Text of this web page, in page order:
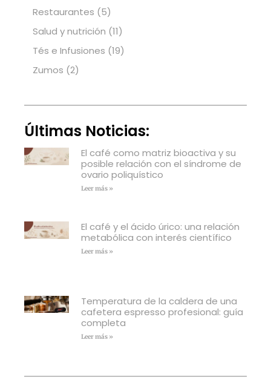
Restaurantes (5)
Salud y nutrición (11)
Tés e Infusiones (19)
Zumos (2)
Últimas Noticias:
El café como matriz bioactiva y su
posible relación con el síndrome de
ovario poliquístico
Leer más »
El café y el ácido úrico: una relación
metabólica con interés científico
Leer más »
Temperatura de la caldera de una
cafetera espresso profesional: guía
completa
Leer más »